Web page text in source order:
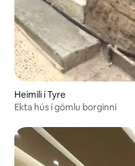
Heimili í Tyre
Ekta hús í gömlu borginni